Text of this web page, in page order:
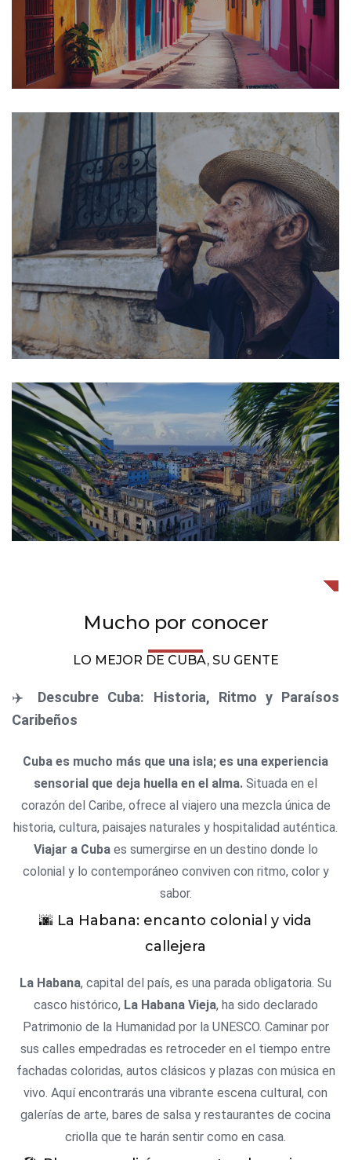
Mucho por conocer
LO MEJOR DE CUBA, SU GENTE
✈️ Descubre Cuba: Historia, Ritmo y Paraísos
Caribeños
Cuba es mucho más que una isla; es una experiencia
sensorial que deja huella en el alma. Situada en el
corazón del Caribe, ofrece al viajero una mezcla única de
historia, cultura, paisajes naturales y hospitalidad auténtica.
Viajar a Cubaes sumergirse en un destino donde lo
colonial y lo contemporáneo conviven con ritmo, color y
sabor.
🌆 La Habana: encanto colonial y vida
callejera
La Habana, capital del país, es una parada obligatoria. Su
casco histórico, La Habana Vieja, ha sido declarado
Patrimonio de la Humanidad por la UNESCO. Caminar por
sus calles empedradas es retroceder en el tiempo entre
fachadas coloridas, autos clásicos y plazas con música en
vivo. Aquí encontrarás una vibrante escena cultural, con
galerías de arte, bares de salsa y restaurantes de cocina
criolla que te harán sentir como en casa.